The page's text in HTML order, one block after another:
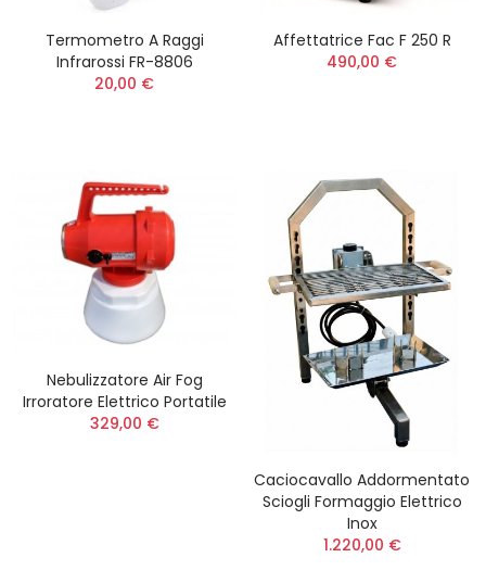
Termometro A Raggi
Infrarossi FR-8806
20,00 €
Affettatrice Fac F 250 R
490,00 €
Nebulizzatore Air Fog
Irroratore Elettrico Portatile
329,00 €
Caciocavallo Addormentato
Sciogli Formaggio Elettrico
Inox
1.220,00 €